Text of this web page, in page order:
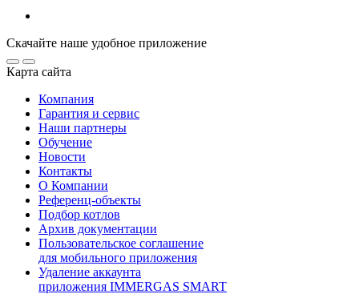
Скачайте наше удобное приложение
Карта сайта
Компания
Гарантия и сервис
Наши партнеры
Обучение
Новости
Контакты
О Компании
Референц-объекты
Подбор котлов
Архив документации
Пользовательское соглашение
для мобильного приложения
Удаление аккаунта
приложения IMMERGAS SMART